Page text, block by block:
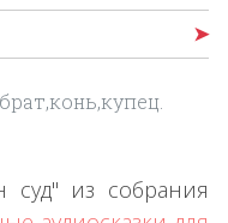
➤
суд" из собрания